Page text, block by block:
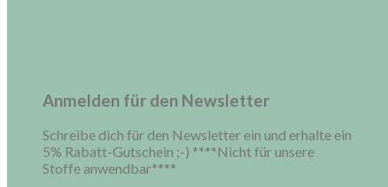
Anmelden für den Newsletter
Schreibe dich für den Newsletter ein und erhalte ein
5% Rabatt-Gutschein ;-) ****Nicht für unsere
Stoffe anwendbar****